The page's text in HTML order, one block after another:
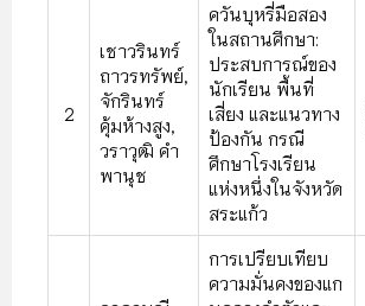
2
เชาวรินทร์
ถาวรทรัพย์,
จักรินทร์
คุ้มห้างสูง,
วราวุฒิ คํา
พานุช
ควันบุหรี่มือสอง
ในสถานศึกษา:
ประสบการณ์ของ
นักเรียน พื้นที่
เสี่ยง และแนวทาง
ป้องกัน กรณี
ศึกษาโรงเรียน
แห่งหนึ่งในจังหวัด
สระแก้ว
การเปรียบเทียบ
ความมั่นคงของแก